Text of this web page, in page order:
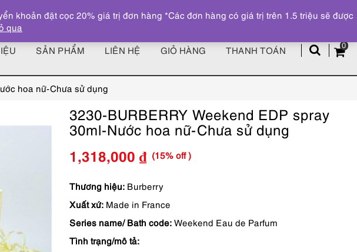
z
0
SẢN PHẨM LIÊN HỆ GIỎ HÀNG THANH TOÁN
hoa nữ-Chưa sử dụng
3230-BURBERRY Weekend EDP spray
30ml-Nước hoa nữ-Chưa sử dụng
Giá
gốc
là:
1,550,000 ₫.
1,318,000 ₫
Giá
hiện
tại
là:
(15% off )
Thương hiệu: Burberry
Xuất xứ: Made in France
Series name/ Bath code: Weekend Eau de Parfum
Tình trạng/mô tả:
khoản đặt cọc 20% giá trị đơn hàng *Các đơn hàng có giá trị trên 1.5 triệu sẽ được
qua